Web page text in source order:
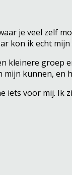
je veel zelf
kon ik echt
kleinere groep
kunnen, en
iets voor mij.